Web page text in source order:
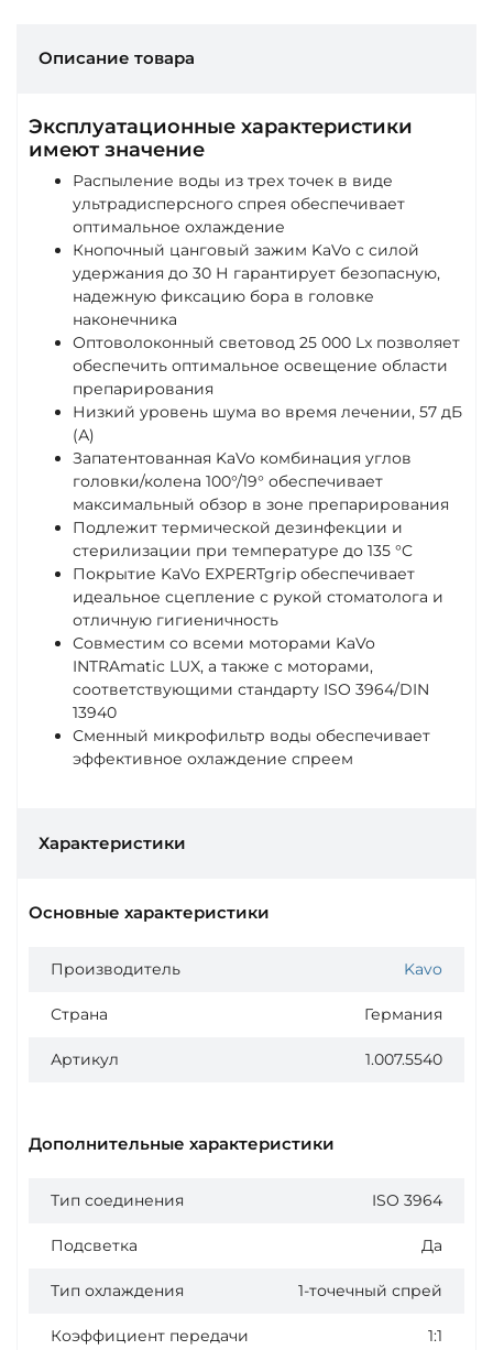
Описание товара
Эксплуатационные характеристики
имеют значение
Распыление воды из трех точек в виде
ультрадисперсного спрея обеспечивает
оптимальное охлаждение
Кнопочный цанговый зажим KaVo с силой
удержания до 30 Н гарантирует безопасную,
надежную фиксацию бора в головке
наконечника
Оптоволоконный световод 25 000 Lx позволяет
обеспечить оптимальное освещение области
препарирования
Низкий уровень шума во время лечении, 57 дБ
(А)
Запатентованная KaVo комбинация углов
головки/колена 100°/19° обеспечивает
максимальный обзор в зоне препарирования
Подлежит термической дезинфекции и
стерилизации при температуре до 135 °C
Покрытие KaVo EXPERTgrip обеспечивает
идеальное сцепление с рукой стоматолога и
отличную гигиеничность
Совместим со всеми моторами KaVo
INTRAmatic LUX, а также с моторами,
соответствующими стандарту ISO 3964/DIN
13940
Сменный микрофильтр воды обеспечивает
эффективное охлаждение спреем
Характеристики
Основные характеристики
Производитель Kavo
Страна Германия
Артикул 1.007.5540
Дополнительные характеристики
Тип соединения ISO 3964
Подсветка Да
Тип охлаждения 1-точечный спрей
Коэффициент передачи 1:1